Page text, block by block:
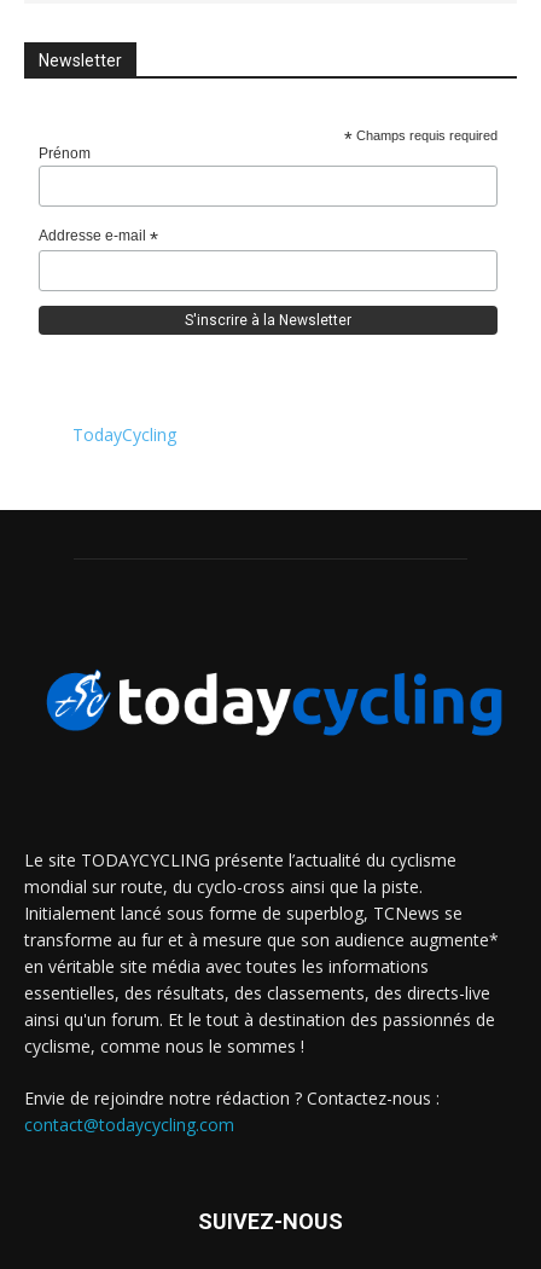
Newsletter
* Champs requis required
Prénom
Addresse e-mail*
TodayCycling
Le site TODAYCYCLING présente l’actualité du cyclisme
mondial sur route, du cyclo-cross ainsi que la piste.
Initialement lancé sous forme de superblog, TCNews se
transforme au fur et à mesure que son audience augmente*
en véritable site média avec toutes les informations
essentielles, des résultats, des classements, des directs-live
ainsi qu'un forum. Et le tout à destination des passionnés de
cyclisme, comme nous le sommes !
Envie de rejoindre notre rédaction ? Contactez-nous :
contact@todaycycling.com
SUIVEZ-NOUS